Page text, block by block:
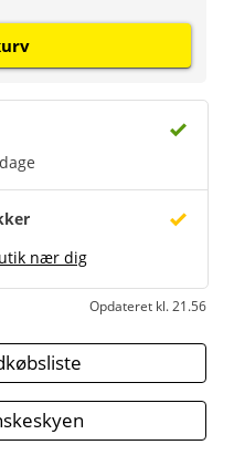
nær dig
Opdateret kl. 21.56